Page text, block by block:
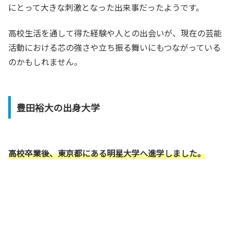
にとって大きな刺激となった出来事だったようです。
高校生活を通して得た経験や人との出会いが、現在の芸能
活動における芯の強さや立ち振る舞いにもつながっている
のかもしれません。
豊田裕大の出身大学
高校卒業後、東京都にある明星大学へ進学しました。